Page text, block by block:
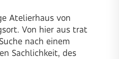
Atelierhaus von
Von hier aus trat
nach einem
Sachlichkeit, des